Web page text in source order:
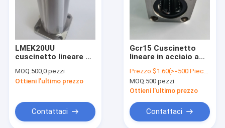
LMEK20UU
cuscinetto lineare a
con flange ad alta
resistenza
MOQ:500,0 pezzi
Ottieni l'ultimo prezzo
Contattaci
Gcr15 Cuscinetto
lineare in acciaio a
fianco per
automazione
Prezzo:$1.60(>=500 Pieces)
MOQ:500 pezzi
Ottieni l'ultimo prezzo
Contattaci